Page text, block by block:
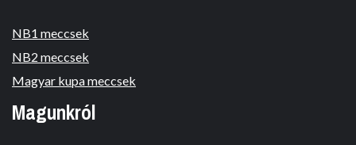
NB1 meccsek
NB2 meccsek
Magyar kupa meccsek
Magunkról